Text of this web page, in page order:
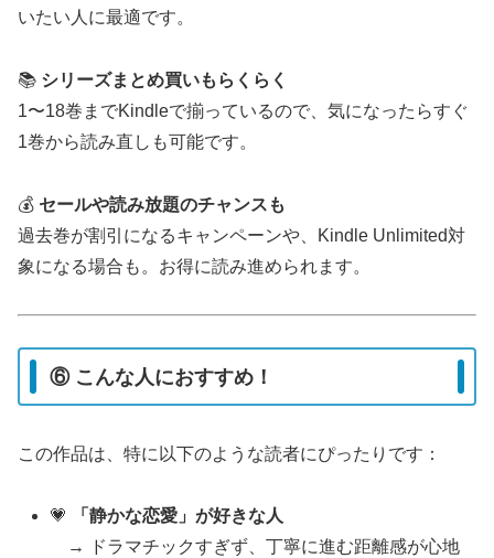
いたい人に最適です。
📚 シリーズまとめ買いもらくらく
1〜18巻までKindleで揃っているので、気になったらすぐ
1巻から読み直しも可能です。
💰 セールや読み放題のチャンスも
過去巻が割引になるキャンペーンや、Kindle Unlimited対
象になる場合も。お得に読み進められます。
⑥ こんな人におすすめ！
この作品は、特に以下のような読者にぴったりです：
💗
「静かな恋愛」が好きな人
→ ドラマチックすぎず、丁寧に進む距離感が心地